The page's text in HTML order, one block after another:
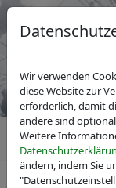
Wir verwenden
diese Website zur
erforderlich, damit
andere sind
Weitere
ändern, indem Sie